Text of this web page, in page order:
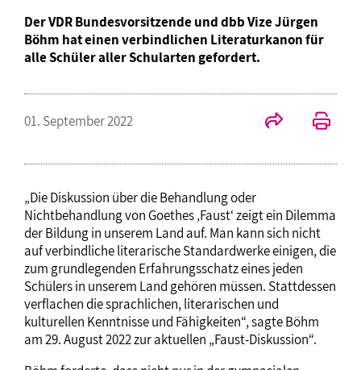
Der VDR Bundesvorsitzende und dbb Vize Jürgen
Böhm hat einen verbindlichen Literaturkanon für
alle Schüler aller Schularten gefordert.
01. September 2022
„Die Diskussion über die Behandlung oder
Nichtbehandlung von Goethes ‚Faust‘ zeigt ein Dilemma
der Bildung in unserem Land auf. Man kann sich nicht
auf verbindliche literarische Standardwerke einigen, die
zum grundlegenden Erfahrungsschatz eines jeden
Schülers in unserem Land gehören müssen. Stattdessen
verflachen die sprachlichen, literarischen und
kulturellen Kenntnisse und Fähigkeiten“, sagte Böhm
am 29. August 2022 zur aktuellen „Faust-Diskussion“.